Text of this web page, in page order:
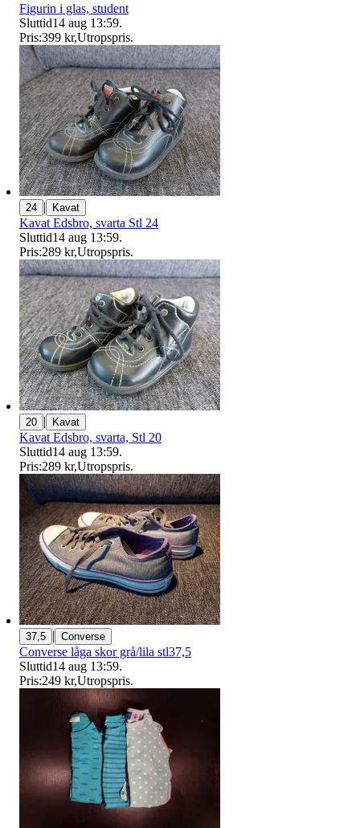
Figurin i glas, student
Sluttid14 aug 13:59.
Pris:399 kr,Utropspris.
24 | Kavat
Kavat Edsbro, svarta Stl 24
Sluttid14 aug 13:59.
Pris:289 kr,Utropspris.
20 | Kavat
Kavat Edsbro, svarta, Stl 20
Sluttid14 aug 13:59.
Pris:289 kr,Utropspris.
37,5 | Converse
Converse låga skor grå/lila stl37,5
Sluttid14 aug 13:59.
Pris:249 kr,Utropspris.